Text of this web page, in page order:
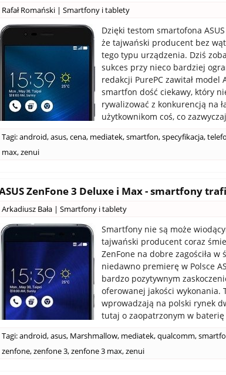
Rafał Romański | Smartfony i tablety
Dzięki testom smartofona
że tajwański producent bez
tego typu urządzenia. Dziś
sukces przy nieco bardziej
redakcji PurePC zawitał model
smartfon dość ciekawy, który
rywalizować z konkurencją na
użytkownikom coś, co
Tagi:android,asus,cena, mediatek,smartfon,specyfikacja,
max,zenui
ZenFone 3 Deluxe i Max - smartfony
Arkadiusz Bała | Smartfony i tablety
Smartfony nie są może
tajwański producent coraz
ZenFone na dobre zagościła
niedawno premierę w Polsce
bardzo pozytywnym
oferowanej jakości wykonania.
wprowadzają na polski rynek
tutaj o zaopatrzonym w baterię
Tagi:android,asus, Marshmallow, mediatek,qualcomm,
zenfone,zenfone 3,zenfone 3 max,zenui